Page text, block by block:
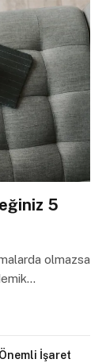
5
olmazsa
İşaret